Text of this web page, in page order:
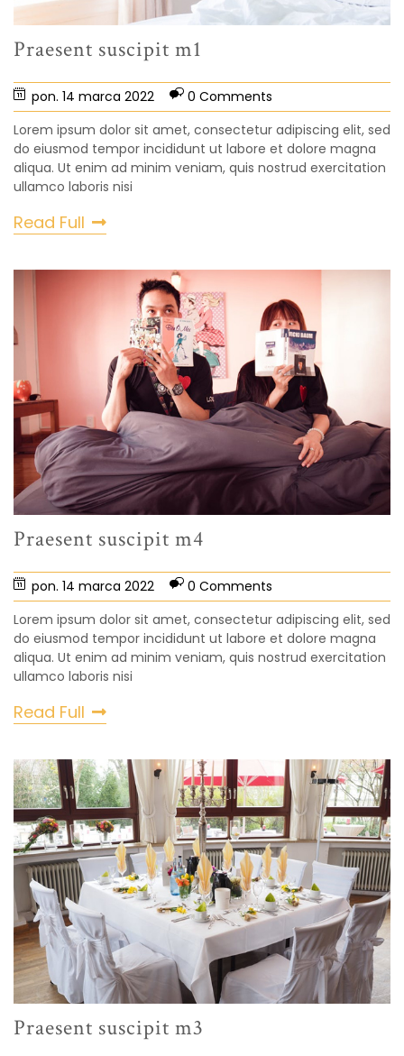
Praesent suscipit m1
pon. 14 marca 2022
0 Comments
Lorem ipsum dolor sit amet, consectetur adipiscing elit, sed
do eiusmod tempor incididunt ut labore et dolore magna
aliqua. Ut enim ad minim veniam, quis nostrud exercitation
ullamco laboris nisi
Read Full
Praesent suscipit m4
pon. 14 marca 2022
0 Comments
Lorem ipsum dolor sit amet, consectetur adipiscing elit, sed
do eiusmod tempor incididunt ut labore et dolore magna
aliqua. Ut enim ad minim veniam, quis nostrud exercitation
ullamco laboris nisi
Read Full
Praesent suscipit m3